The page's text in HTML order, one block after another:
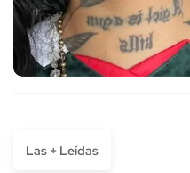
Las + Leídas